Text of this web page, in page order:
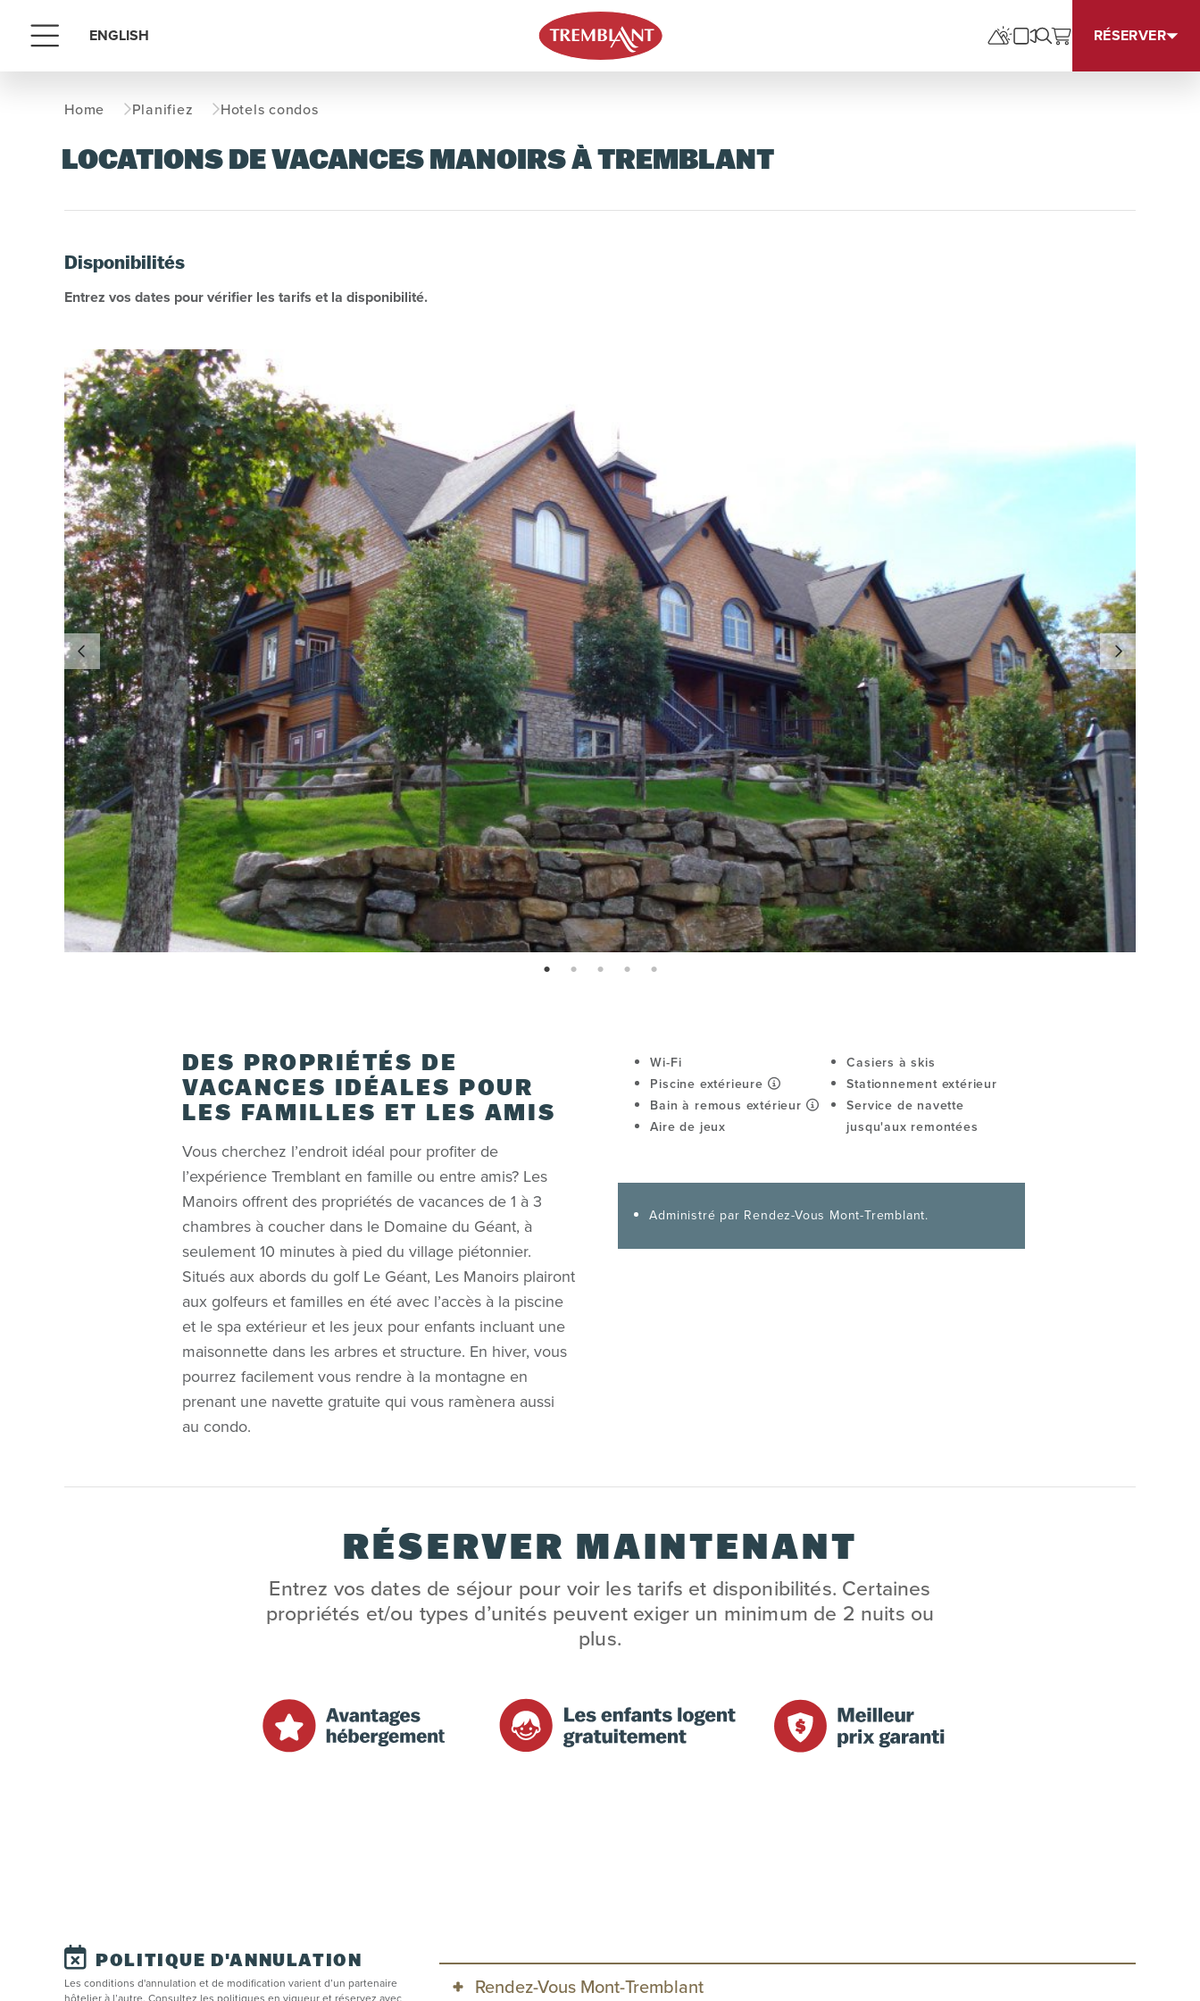
Menu ENGLISH RÉSERVER
Home Planifiez Hotels condos
LOCATIONS DE VACANCES MANOIRS À TREMBLANT
Disponibilités
Entrez vos dates pour vérifier les tarifs et la disponibilité.
page: 1 page: 2 page: 3 page: 4 page: 5
DES PROPRIÉTÉS DE
VACANCES IDÉALES POUR
LES FAMILLES ET LES AMIS
Vous cherchez l’endroit idéal pour profiter de
l’expérience Tremblant en famille ou entre amis? Les
Manoirs offrent des propriétés de vacances de 1 à 3
chambres à coucher dans le Domaine du Géant, à
seulement 10 minutes à pied du village piétonnier.
Situés aux abords du golf Le Géant, Les Manoirs plairont
aux golfeurs et familles en été avec l’accès à la piscine
et le spa extérieur et les jeux pour enfants incluant une
maisonnette dans les arbres et structure. En hiver, vous
pourrez facilement vous rendre à la montagne en
prenant une navette gratuite qui vous ramènera aussi
au condo.
Wi-Fi
Piscine extérieure
Bain à remous extérieur
Aire de jeux
Casiers à skis
Stationnement extérieur
Service de navette
jusqu'aux remontées
Administré par Rendez-Vous Mont-Tremblant.
RÉSERVER MAINTENANT
Entrez vos dates de séjour pour voir les tarifs et disponibilités. Certaines
propriétés et/ou types d’unités peuvent exiger un minimum de 2 nuits ou
plus.
POLITIQUE D'ANNULATION
Les conditions d'annulation et de modification varient d’un partenaire
Rendez-Vous Mont-Tremblant